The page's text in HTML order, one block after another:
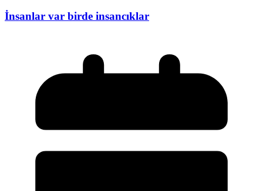
İnsanlar var birde insancıklar